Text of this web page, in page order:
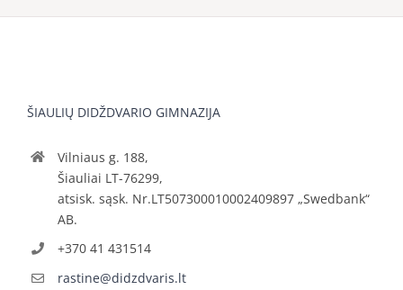
ŠIAULIŲ DIDŽDVARIO GIMNAZIJA
Vilniaus g. 188,
Šiauliai LT-76299,
atsisk. sąsk. Nr.LT507300010002409897 „Swedbank“
AB.
+370 41 431514
rastine@didzdvaris.lt